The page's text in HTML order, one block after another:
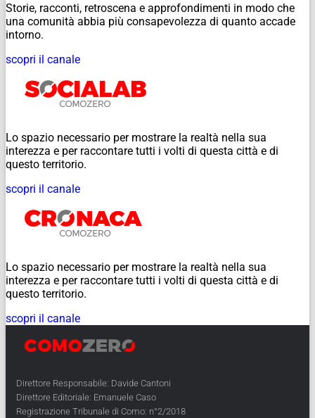
Storie, racconti, retroscena e approfondimenti in modo che
una comunità abbia più consapevolezza di quanto accade
intorno.
scopri il canale
Lo spazio necessario per mostrare la realtà nella sua
interezza e per raccontare tutti i volti di questa città e di
questo territorio.
scopri il canale
Lo spazio necessario per mostrare la realtà nella sua
interezza e per raccontare tutti i volti di questa città e di
questo territorio.
scopri il canale
Direttore Responsabile: Davide Cantoni
Direttore Editoriale: Emanuele Caso
Registrazione Tribunale di Como: n°2/2018